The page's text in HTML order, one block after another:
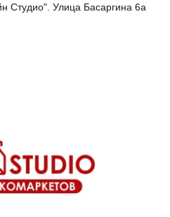
Студио". Улица Басаргина 6а